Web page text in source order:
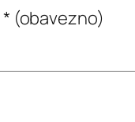
* (obavezno)